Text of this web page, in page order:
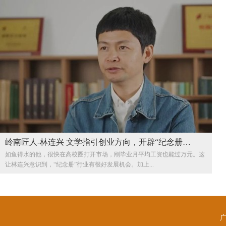
岭南匠人-林连兴 文学指引创业方向，开辟“纪念册…
如鱼得水的他，很快在高校圈打开市场，刚毕业月平均工资也能过万元。这
让林连兴意识到，“纪念册”行业有很好发展机会。加上...